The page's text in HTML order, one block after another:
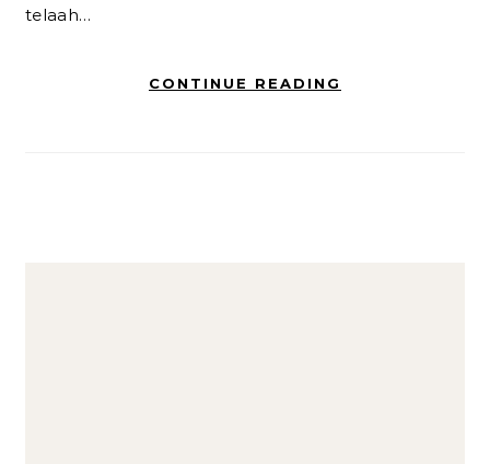
telaah…
CONTINUE READING